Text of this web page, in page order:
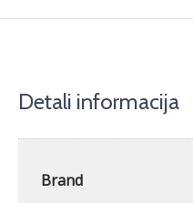
Detali informacija
Brand